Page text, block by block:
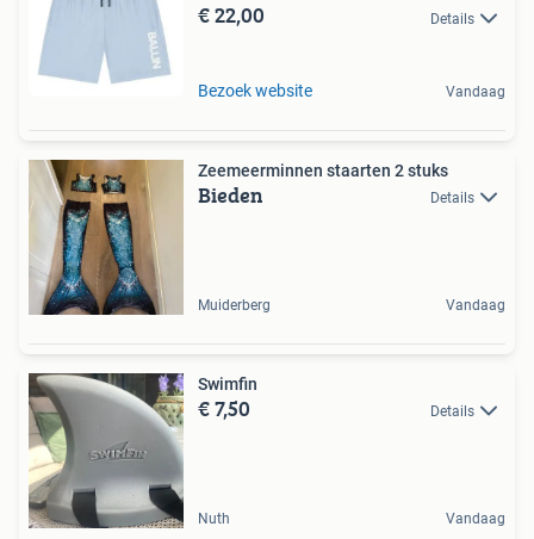
€ 22,00 Details
Bezoek website Vandaag
Zeemeerminnen staarten 2 stuks
Bieden Details
Muiderberg Vandaag
Swimfin
€ 7,50 Details
Nuth Vandaag